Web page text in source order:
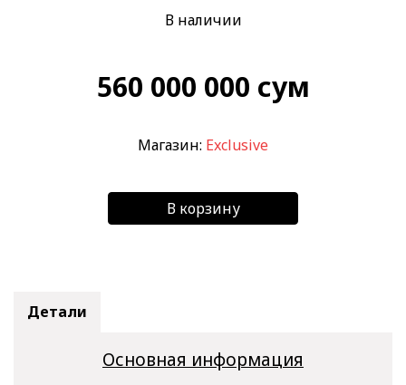
В наличии
560 000 000 сум
Магазин: Exclusive
В корзину
Детали
Основная информация